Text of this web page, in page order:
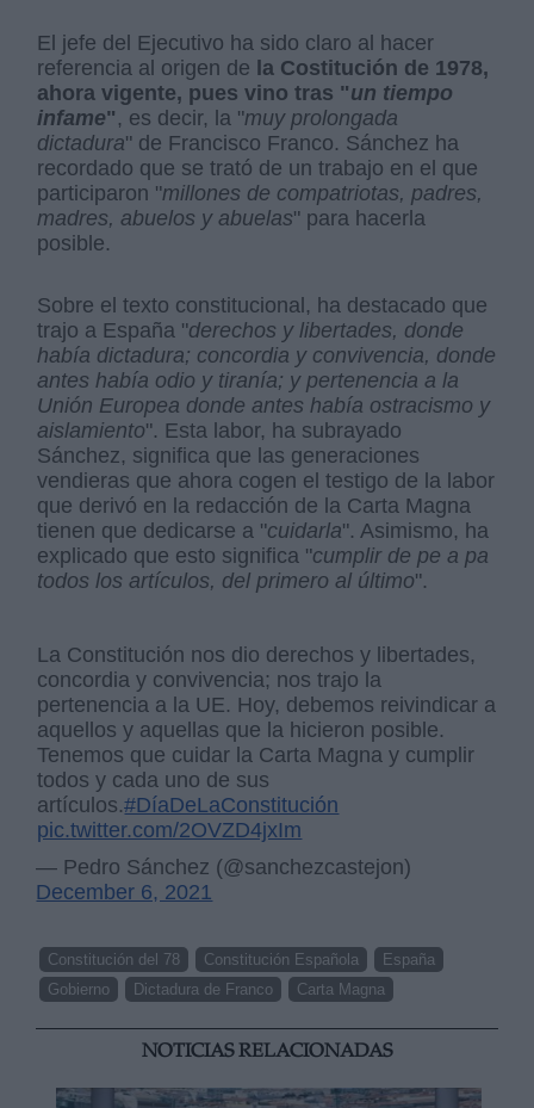
El jefe del Ejecutivo ha sido claro al hacer
referencia al origen de la Costitución de 1978,
ahora vigente, pues vino tras "un tiempo
infame" , es decir, la "muy prolongada
dictadura" de Francisco Franco. Sánchez ha
recordado que se trató de un trabajo en el que
participaron "millones de compatriotas, padres,
madres, abuelos y abuelas" para hacerla
posible.
Sobre el texto constitucional, ha destacado que
trajo a España "derechos y libertades, donde
había dictadura; concordia y convivencia, donde
antes había odio y tiranía; y pertenencia a la
Unión Europea donde antes había ostracismo y
aislamiento". Esta labor, ha subrayado
Sánchez, significa que las generaciones
vendieras que ahora cogen el testigo de la labor
que derivó en la redacción de la Carta Magna
tienen que dedicarse a "cuidarla". Asimismo, ha
explicado que esto significa "cumplir de pe a pa
todos los artículos, del primero al último".
La Constitución nos dio derechos y libertades,
concordia y convivencia; nos trajo la
pertenencia a la UE. Hoy, debemos reivindicar a
aquellos y aquellas que la hicieron posible.
Tenemos que cuidar la Carta Magna y cumplir
todos y cada uno de sus
artículos.#DíaDeLaConstitución
pic.twitter.com/2OVZD4jxIm
— Pedro Sánchez (@sanchezcastejon)
December 6, 2021
Constitución del 78 Constitución Española
España
Gobierno
Dictadura de Franco Carta Magna
NOTICIAS RELACIONADAS